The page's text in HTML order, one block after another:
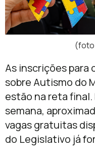
As inscrições para
sobre Autismo do
estão na reta final.
semana,
vagas gratuitas
do Legislativo já